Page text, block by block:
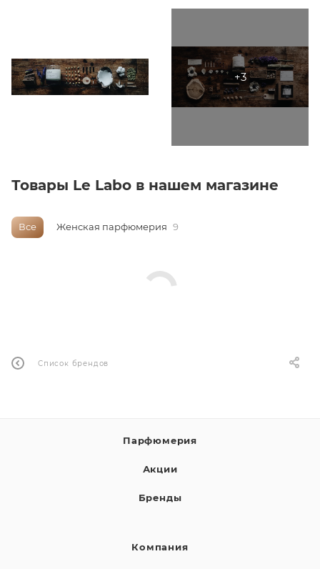
Товары Le Labo в нашем магазине
Все Женская парфюмерия 9
Список брендов
Парфюмерия
Акции
Бренды
Компания